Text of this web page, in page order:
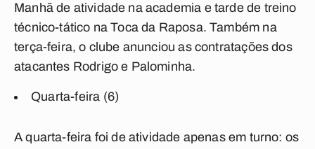
Manhã de atividade na academia e tarde de treino
técnico-tático na Toca da Raposa. Também na
terça-feira, o clube anunciou as contratações dos
atacantes Rodrigo e Palominha.
Quarta-feira (6)
A quarta-feira foi de atividade apenas em turno: os